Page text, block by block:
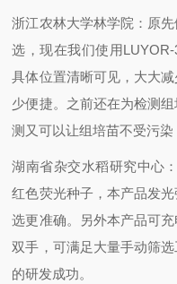
浙江农林大学林学院： 原
选，现在我们使用
具体位置清晰可见，大大
少便捷。之前还在为检测
测又可以让组培苗不受污染
湖南省杂交水稻研究中心：
红色荧光种子，本产品发
选更准确。另外本产品可
双手，可满足大量手动筛
的研发成功。